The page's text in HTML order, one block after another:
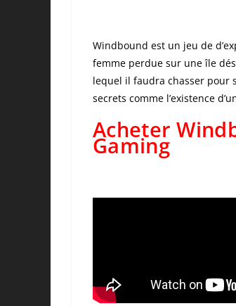
Windbound est un jeu de
femme perdue sur une île
lequel il faudra chasser pour
secrets comme l’existence
Acheter
Gaming